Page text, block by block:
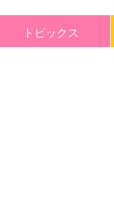
トピックス